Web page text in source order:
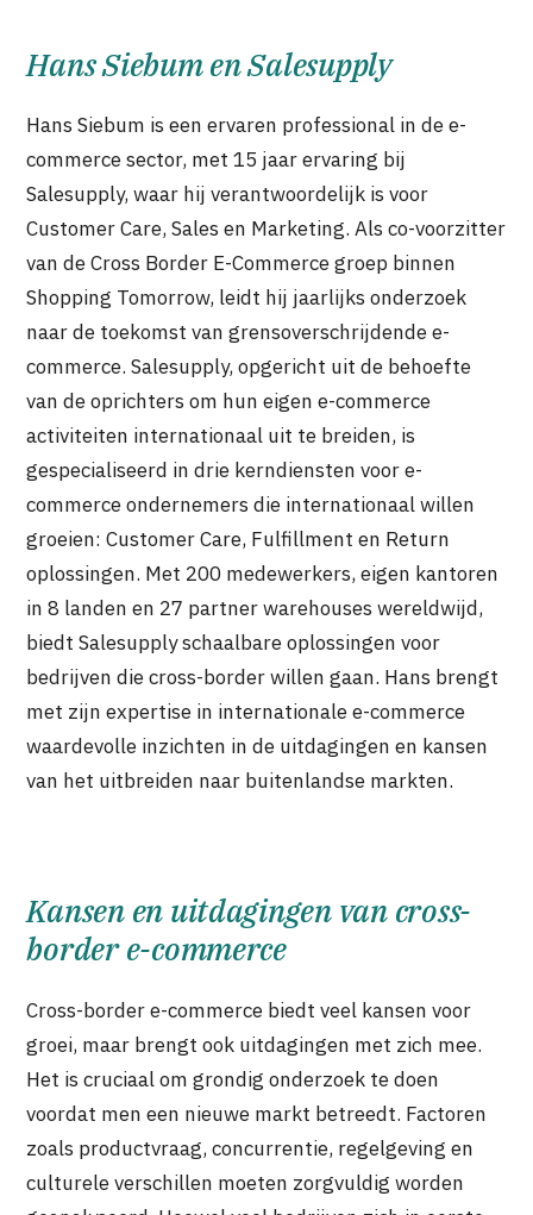
Hans Siebum en Salesupply
Hans Siebum is een ervaren professional in de e-
commerce sector, met 15 jaar ervaring bij
Salesupply, waar hij verantwoordelijk is voor
Customer Care, Sales en Marketing. Als co-voorzitter
van de Cross Border E-Commerce groep binnen
Shopping Tomorrow, leidt hij jaarlijks onderzoek
naar de toekomst van grensoverschrijdende e-
commerce. Salesupply, opgericht uit de behoefte
van de oprichters om hun eigen e-commerce
activiteiten internationaal uit te breiden, is
gespecialiseerd in drie kerndiensten voor e-
commerce ondernemers die internationaal willen
groeien: Customer Care, Fulfillment en Return
oplossingen. Met 200 medewerkers, eigen kantoren
in 8 landen en 27 partner warehouses wereldwijd,
biedt Salesupply schaalbare oplossingen voor
bedrijven die cross-border willen gaan. Hans brengt
met zijn expertise in internationale e-commerce
waardevolle inzichten in de uitdagingen en kansen
van het uitbreiden naar buitenlandse markten.
Kansen en uitdagingen van cross-
border e-commerce
Cross-border e-commerce biedt veel kansen voor
groei, maar brengt ook uitdagingen met zich mee.
Het is cruciaal om grondig onderzoek te doen
voordat men een nieuwe markt betreedt. Factoren
zoals productvraag, concurrentie, regelgeving en
culturele verschillen moeten zorgvuldig worden